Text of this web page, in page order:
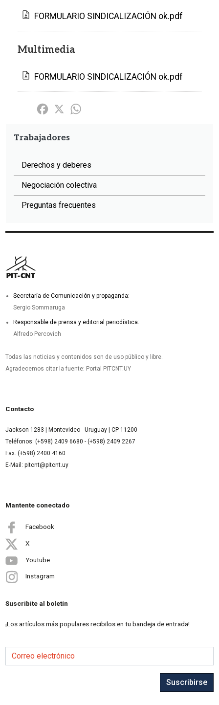
FORMULARIO SINDICALIZACIÓN ok.pdf
Multimedia
FORMULARIO SINDICALIZACIÓN ok.pdf
Share Facebook
X
Trabajadores
Derechos y deberes
Negociación colectiva
Preguntas frecuentes
Secretaría de Comunicación y propaganda:
Sergio Sommaruga
Responsable de prensa y editorial periodística:
Alfredo Percovich
Todas las noticias y contenidos son de uso público y libre.
Agradecemos citar la fuente: Portal PITCNT.UY
Contacto
Jackson 1283 | Montevideo - Uruguay | CP 11200
Teléfonos: (+598) 2409 6680 - (+598) 2409 2267
Fax: (+598) 2400 4160
E-Mail: pitcnt@pitcnt.uy
Mantente conectado
Facebook
X
Youtube
Instagram
Suscribite al boletín
¡Los artículos más populares recibilos en tu bandeja de entrada!
Correo electrónico
Suscribirse